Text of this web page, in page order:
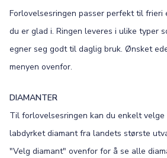
Old English
Colonna
Script MT
Forlovelsesringen passer perfekt til frieri
du er glad i. Ringen leveres i ulike typer
egner seg godt til daglig bruk. Ønsket
menyen ovenfor.
DIAMANTER
Til forlovelsesringen kan du enkelt
labdyrket diamant fra landets største
"Velg diamant" ovenfor for å se alle